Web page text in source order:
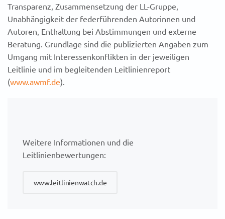
Transparenz, Zusammensetzung der LL-Gruppe,
Unabhängigkeit der federführenden Autorinnen und
Autoren, Enthaltung bei Abstimmungen und externe
Beratung. Grundlage sind die publizierten Angaben zum
Umgang mit Interessenkonflikten in der jeweiligen
Leitlinie und im begleitenden Leitlinienreport
(www.awmf.de).
Weitere Informationen und die
Leitlinienbewertungen:
www.leitlinienwatch.de